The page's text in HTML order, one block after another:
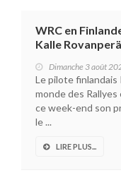
WRC en
Kalle
Dimanche 3 août
Le pilote finlandais
monde des
ce week-end son
le ...
LIRE PLUS...